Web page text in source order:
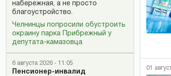
набережная, а не просто
благоустройство.
Челнинцы попросили обустроить
окраину парка Прибрежный у
депутата-камазовца
6 августа 2026 - 11:05
Пенсионер-инвалид
01